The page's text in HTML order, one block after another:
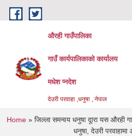
Skip to main content
औरही गाउँपालिका
गाउँ कार्यपालिकाको कार्यालय
मधेश प्नदेश
देउरी परवाहा ,धनुषा , नेपाल
You are here
Home» जिल्ला समन्वय धनुषा दूारा यस औरही
धनुषा, देउरी